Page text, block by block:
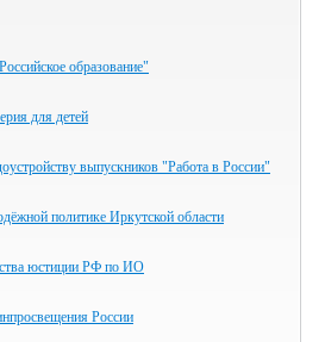
образование"
для детей
выпускников "Работа в России"
политике Иркутской области
юстиции РФ по ИО
России